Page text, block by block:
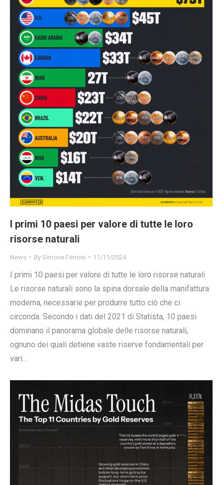
I primi 10 paesi per valore di tutte le loro
risorse naturali
News By Simone Ferroni 11/11/2024
I primi 10 paesi per valore di tutte le loro risorse naturali
Le risorse naturali sono la spina dorsale della manifattura
moderna, necessarie per produrre tutto ciò che ci
circonda. Secondo i dati del 2021 di Statista, 10 paesi
dominano il panorama globale delle risorse naturali,
ognuno dei quali detiene vaste riserve fondamentali per
vari…